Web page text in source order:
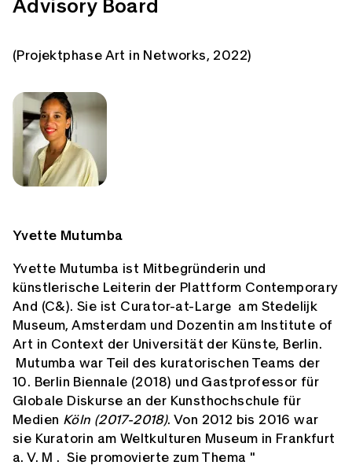
Advisory Board
(Projektphase Art in Networks, 2022)
Yvette Mutumba
Yvette Mutumba ist Mitbegründerin und
künstlerische Leiterin der Plattform Contemporary
And (C&). Sie ist Curator-at-Large am Stedelijk
Museum, Amsterdam und Dozentin am Institute of
Art in Context der Universität der Künste, Berlin.
Mutumba war Teil des kuratorischen Teams der
10. Berlin Biennale (2018) und Gastprofessor für
Globale Diskurse an der Kunsthochschule für
Medien Köln (2017-2018). Von 2012 bis 2016 war
sie Kuratorin am Weltkulturen Museum in Frankfurt
a. V. M . Sie promovierte zum Thema "